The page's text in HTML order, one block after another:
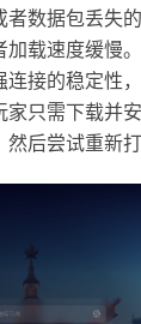
者数据包丢失
加载速度缓慢
连接的稳定性
家只需下载并
后尝试重新打